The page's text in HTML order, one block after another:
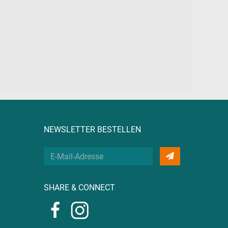
NEWSLETTER BESTELLEN
Deine
E-
SHARE & CONNECT